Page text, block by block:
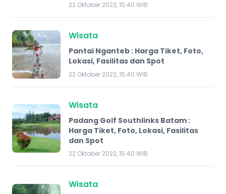
22 Oktober 2022, 15:40 WIB
Wisata
Pantai Nganteb : Harga Tiket, Foto,
Lokasi, Fasilitas dan Spot
22 Oktober 2022, 15:40 WIB
Wisata
Padang Golf Southlinks Batam :
Harga Tiket, Foto, Lokasi, Fasilitas
dan Spot
22 Oktober 2022, 15:40 WIB
Wisata